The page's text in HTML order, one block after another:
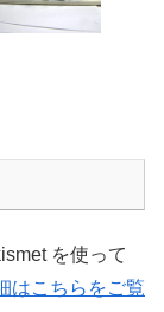
を使って
はこちらをご覧